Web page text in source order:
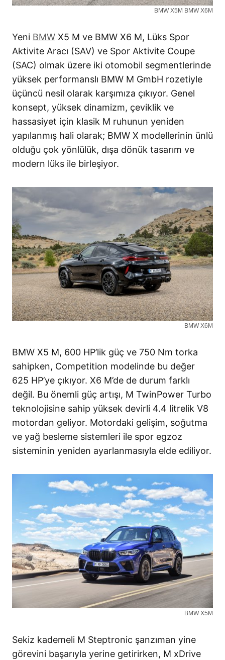
BMW X5M BMW X6M
Yeni BMW X5 M ve BMW X6 M, Lüks Spor
Aktivite Aracı (SAV) ve Spor Aktivite Coupe
(SAC) olmak üzere iki otomobil segmentlerinde
yüksek performanslı BMW M GmbH rozetiyle
üçüncü nesil olarak karşımıza çıkıyor. Genel
konsept, yüksek dinamizm, çeviklik ve
hassasiyet için klasik M ruhunun yeniden
yapılanmış hali olarak; BMW X modellerinin ünlü
olduğu çok yönlülük, dışa dönük tasarım ve
modern lüks ile birleşiyor.
BMW X6M
BMW X5 M, 600 HP’lik güç ve 750 Nm torka
sahipken, Competition modelinde bu değer
625 HP’ye çıkıyor. X6 M’de de durum farklı
değil. Bu önemli güç artışı, M TwinPower Turbo
teknolojisine sahip yüksek devirli 4.4 litrelik V8
motordan geliyor. Motordaki gelişim, soğutma
ve yağ besleme sistemleri ile spor egzoz
sisteminin yeniden ayarlanmasıyla elde ediliyor.
BMW X5M
Sekiz kademeli M Steptronic şanzıman yine
görevini başarıyla yerine getirirken, M xDrive